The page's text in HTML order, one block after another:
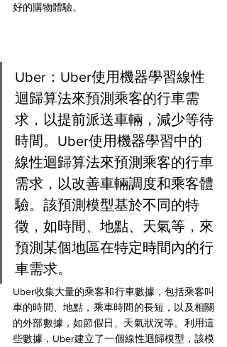
好的購物體驗。
Uber：Uber使用機器學習線性
迴歸算法來預測乘客的行車需
求，以提前派送車輛，減少等待
時間。Uber使用機器學習中的
線性迴歸算法來預測乘客的行車
需求，以改善車輛調度和乘客體
驗。該預測模型基於不同的特
徵，如時間、地點、天氣等，來
預測某個地區在特定時間內的行
車需求。
Uber收集大量的乘客和行車數據，包括乘客叫
車的時間、地點，乘車時間的長短，以及相關
的外部數據，如節假日、天氣狀況等。利用這
些數據，Uber建立了一個線性迴歸模型，該模